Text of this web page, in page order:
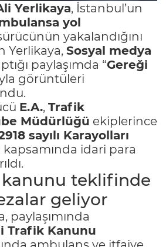
Yerlikaya, İstanbul’un
yol
yakalandığını
Yerlikaya, Sosyal medya
paylaşımda “Gereği
görüntüleri
E.A., Trafik
Müdürlüğü ekiplerince
sayılı Karayolları
kapsamında idari para
teklifinde
geliyor
paylaşımında
Trafik Kanunu